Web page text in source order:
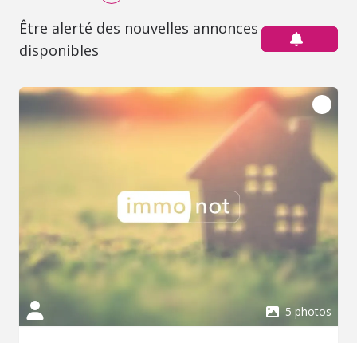
Être alerté des nouvelles annonces
disponibles
5 photos